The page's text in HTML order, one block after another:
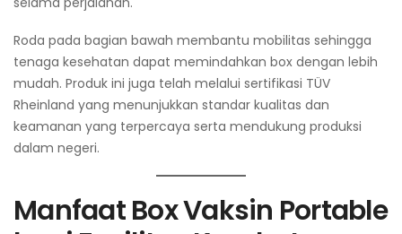
Roda pada bagian bawah membantu mobilitas sehingga
tenaga kesehatan dapat memindahkan box dengan lebih
mudah. Produk ini juga telah melalui sertifikasi TÜV
Rheinland yang menunjukkan standar kualitas dan
keamanan yang terpercaya serta mendukung produksi
dalam negeri.
Manfaat Box Vaksin Portable